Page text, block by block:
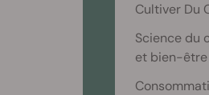
Cultiver Du
Science du
et bien-être